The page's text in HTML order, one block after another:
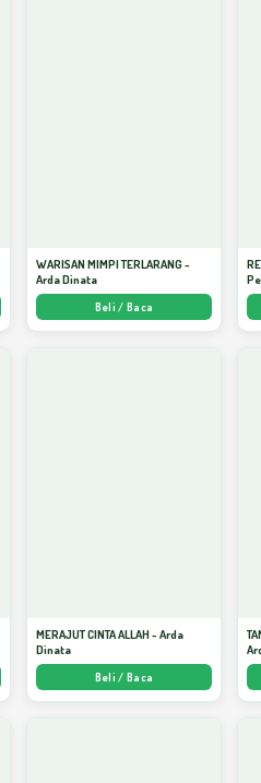
WARISAN MIMPI TERLARANG -
Arda Dinata
Beli / Baca
MERAJUT CINTA ALLAH - Arda
Dinata
Beli / Baca